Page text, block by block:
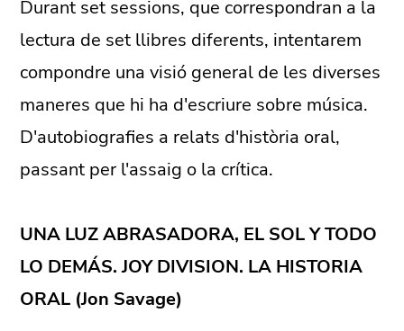
Durant set sessions, que correspondran a la
lectura de set llibres diferents, intentarem
compondre una visió general de les diverses
maneres que hi ha d'escriure sobre música.
D'autobiografies a relats d'història oral,
passant per l'assaig o la crítica.
UNA LUZ ABRASADORA, EL SOL Y TODO
LO DEMÁS. JOY DIVISION. LA HISTORIA
ORAL (Jon Savage)